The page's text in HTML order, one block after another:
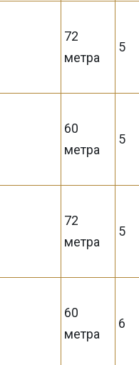
72
метра
5
60
метра
5
72
метра
5
60
метра
6